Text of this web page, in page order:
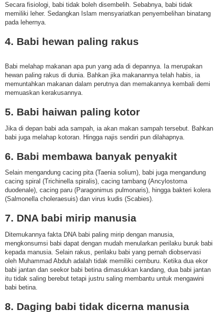
Secara fisiologi, babi tidak boleh disembelih. Sebabnya, babi tidak
memiliki leher. Sedangkan Islam mensyariatkan penyembelihan binatang
pada lehernya.
4. Babi hewan paling rakus
Babi melahap makanan apa pun yang ada di depannya. Ia merupakan
hewan paling rakus di dunia. Bahkan jika makanannya telah habis, ia
memuntahkan makanan dalam perutnya dan memakannya kembali demi
memuaskan kerakusannya.
5. Babi haiwan paling kotor
Jika di depan babi ada sampah, ia akan makan sampah tersebut. Bahkan
babi juga melahap kotoran. Hingga najis sendiri pun dilahapnya.
6. Babi membawa banyak penyakit
Selain mengandung cacing pita (Taenia solium), babi juga mengandung
cacing spiral (Trichinella spiralis), cacing tambang (Ancylostoma
duodenale), cacing paru (Paragonimus pulmonaris), hingga bakteri kolera
(Salmonella choleraesuis) dan virus kudis (Scabies).
7. DNA babi mirip manusia
Ditemukannya fakta DNA babi paling mirip dengan manusia,
mengkonsumsi babi dapat dengan mudah menularkan perilaku buruk babi
kepada manusia. Selain rakus, perilaku babi yang pernah diobservasi
oleh Muhammad Abduh adalah tidak memiliki cemburu. Ketika dua ekor
babi jantan dan seekor babi betina dimasukkan kandang, dua babi jantan
itu tidak saling berebut tetapi justru saling membantu untuk mengawini
babi betina.
8. Daging babi tidak dicerna manusia